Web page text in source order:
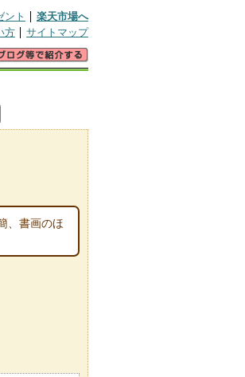
ント
楽天市場へ
方 サイトマップ
、書画のほ